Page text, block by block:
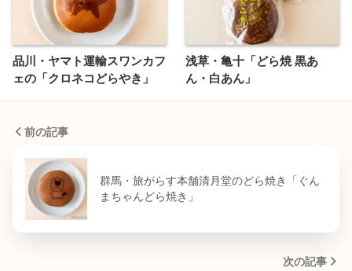
品川・ヤマト運輸スワンカフ
ェの「クロネコどらやき」
浅草・亀十「どら焼 黒あ
ん・白あん」
前の記事
群馬・旅がらす本舗清月堂のどら焼き「ぐん
まちゃんどら焼き」
次の記事